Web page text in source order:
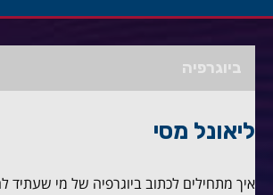
ביוגרפיה
ליאונל מסי
איך מתחילים לכתוב ביוגרפיה של מי שעתיד